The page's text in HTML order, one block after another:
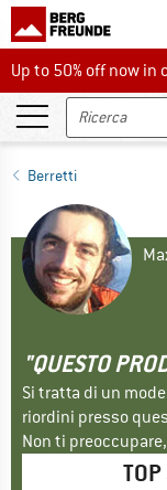
Up to 50% off now in
Up to 50% off now
Berretti
"QUESTO
Si tratta di un
riordini presso
Non ti